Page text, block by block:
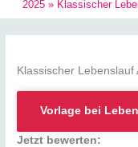
2025 » Klassischer
Klassischer Lebenslauf
Vorlage bei
Jetzt bewerten: